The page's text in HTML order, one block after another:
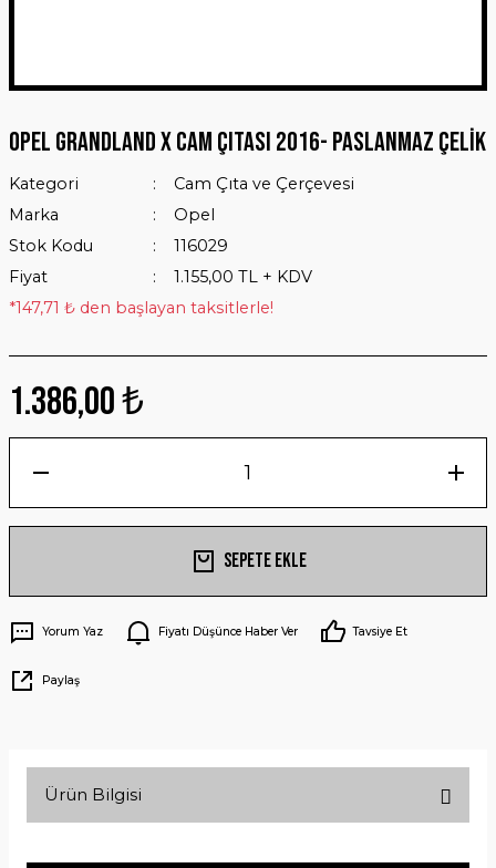
Opel Grandland X Cam Çıtası 2016- Paslanmaz Çelik
Kategori
Cam Çıta ve Çerçevesi
Marka
Opel
Stok Kodu
116029
Fiyat
1.155,00 TL + KDV
*147,71 ₺ den başlayan taksitlerle!
1.386,00 ₺
Sepete Ekle
Yorum Yaz Fiyatı Düşünce Haber Ver Tavsiye Et
Paylaş
Ürün Bilgisi